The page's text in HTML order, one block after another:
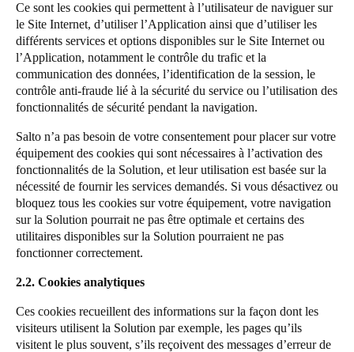
Ce sont les cookies qui permettent à l’utilisateur de naviguer sur
le Site Internet, d’utiliser l’Application ainsi que d’utiliser les
différents services et options disponibles sur le Site Internet ou
l’Application, notamment le contrôle du trafic et la
communication des données, l’identification de la session, le
contrôle anti-fraude lié à la sécurité du service ou l’utilisation des
fonctionnalités de sécurité pendant la navigation.
Salto n’a pas besoin de votre consentement pour placer sur votre
équipement des cookies qui sont nécessaires à l’activation des
fonctionnalités de la Solution, et leur utilisation est basée sur la
nécessité de fournir les services demandés. Si vous désactivez ou
bloquez tous les cookies sur votre équipement, votre navigation
sur la Solution pourrait ne pas être optimale et certains des
utilitaires disponibles sur la Solution pourraient ne pas
fonctionner correctement.
2.2. Cookies analytiques
Ces cookies recueillent des informations sur la façon dont les
visiteurs utilisent la Solution par exemple, les pages qu’ils
visitent le plus souvent, s’ils reçoivent des messages d’erreur de